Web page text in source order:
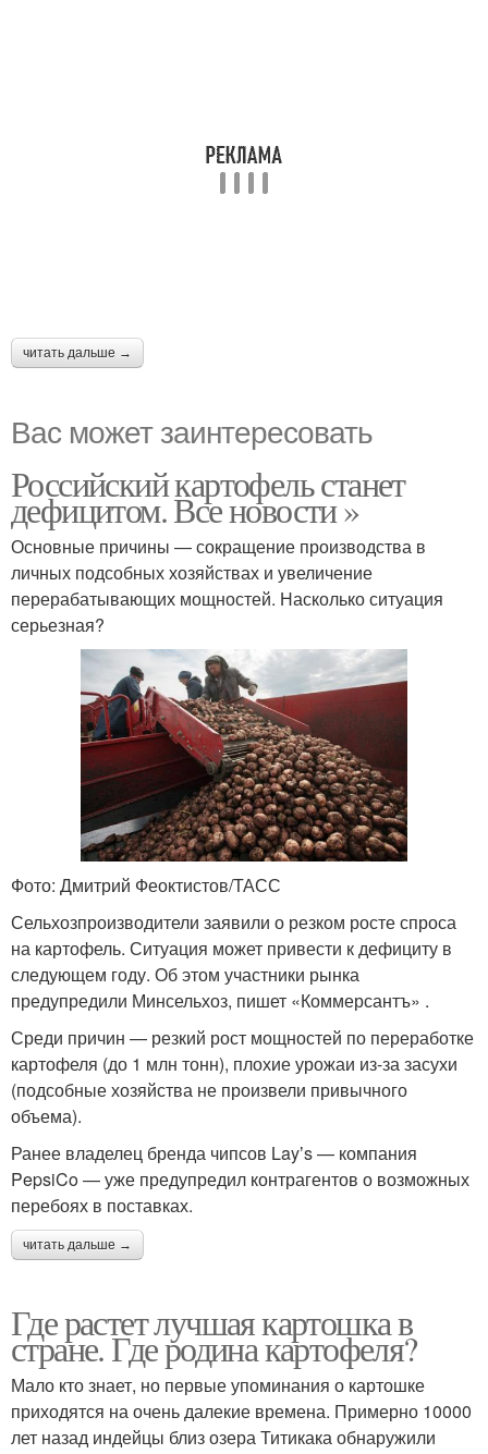
читать дальше →
Вас может заинтересовать
Российский картофель станет
дефицитом. Все новости »
Основные причины — сокращение производства в
личных подсобных хозяйствах и увеличение
перерабатывающих мощностей. Насколько ситуация
серьезная?
Фото: Дмитрий Феоктистов/ТАСС
Сельхозпроизводители заявили о резком росте спроса
на картофель. Ситуация может привести к дефициту в
следующем году. Об этом участники рынка
предупредили Минсельхоз, пишет «Коммерсантъ» .
Среди причин — резкий рост мощностей по переработке
картофеля (до 1 млн тонн), плохие урожаи из-за засухи
(подсобные хозяйства не произвели привычного
объема).
Ранее владелец бренда чипсов Layʼs — компания
PepsiCo — уже предупредил контрагентов о возможных
перебоях в поставках.
читать дальше →
Где растет лучшая картошка в
стране. Где родина картофеля?
Мало кто знает, но первые упоминания о картошке
приходятся на очень далекие времена. Примерно 10000
лет назад индейцы близ озера Титикака обнаружили